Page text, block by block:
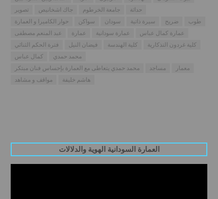
تصوير
جاك اشخانيص جامعة الخرطوم
حداثة
حوار الكاميرا و العمارة
سواكن سودان سيرة ذاتية ضريح
طوب
عبد المنعم مصطفى
عمارة عمارة سودانية
عمارة كمال عباس
فترة الحكم الثنائي
فيضان النيل كلية الهندسة
كلية غردون التذكارية
كمال عباس
محمد حمدي
محمد حمدي يتعاطى مع العمارة بإحساس فنان مبتكر
مساجد
معمار
مواقف و مشاهد
هاشم خليفة
العمارة السودانية الهوية والدلالات